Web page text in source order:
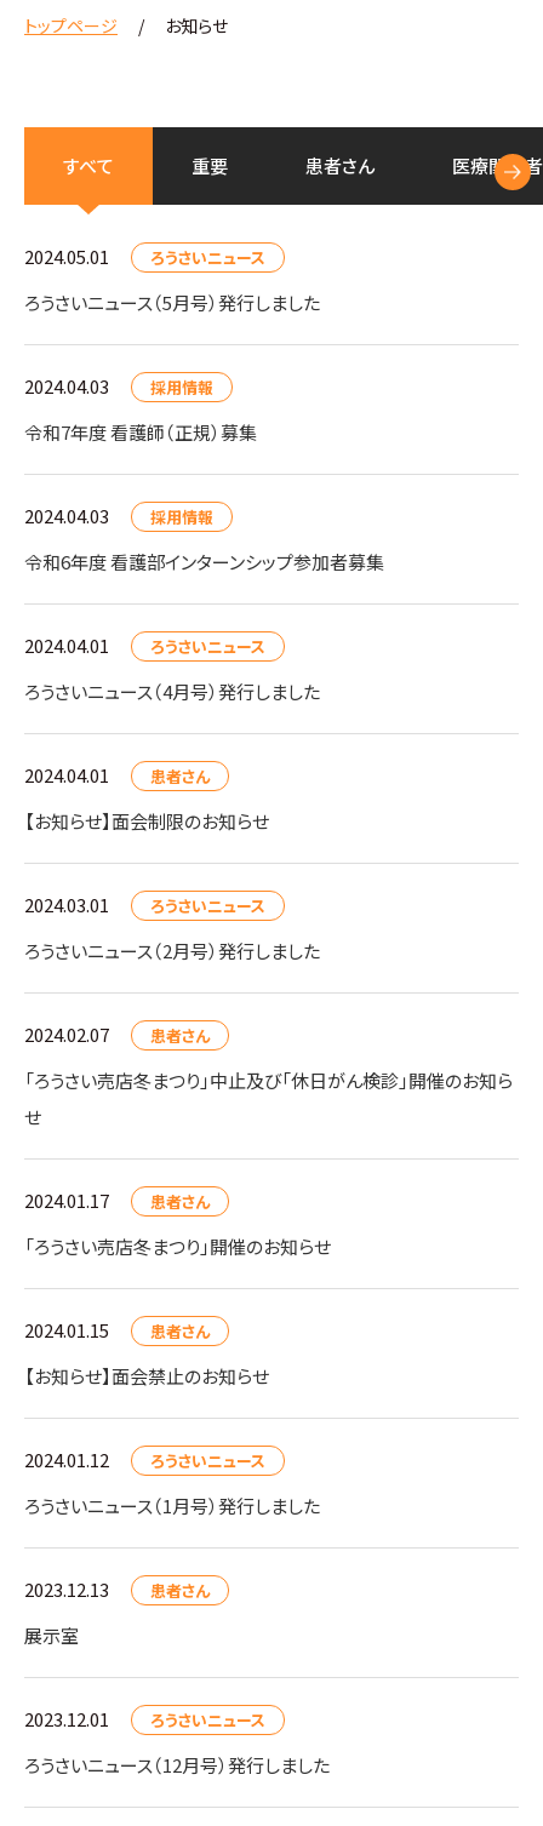
トップページ お知らせ
すべて 重要 患者さん 医療関係
2024.05.01 ろうさいニュース
ろうさいニュース（5月号）発行しました
2024.04.03 採用情報
令和7年度 看護師（正規）募集
2024.04.03 採用情報
令和6年度 看護部インターンシップ参加者募集
2024.04.01 ろうさいニュース
ろうさいニュース（4月号）発行しました
2024.04.01 患者さん
【お知らせ】面会制限のお知らせ
2024.03.01 ろうさいニュース
ろうさいニュース（2月号）発行しました
2024.02.07 患者さん
「ろうさい売店冬まつり」中止及び「休日がん検診」開催のお知ら
せ
2024.01.17 患者さん
「ろうさい売店冬まつり」開催のお知らせ
2024.01.15 患者さん
【お知らせ】面会禁止のお知らせ
2024.01.12 ろうさいニュース
ろうさいニュース（1月号）発行しました
2023.12.13 患者さん
展示室
2023.12.01 ろうさいニュース
ろうさいニュース（12月号）発行しました